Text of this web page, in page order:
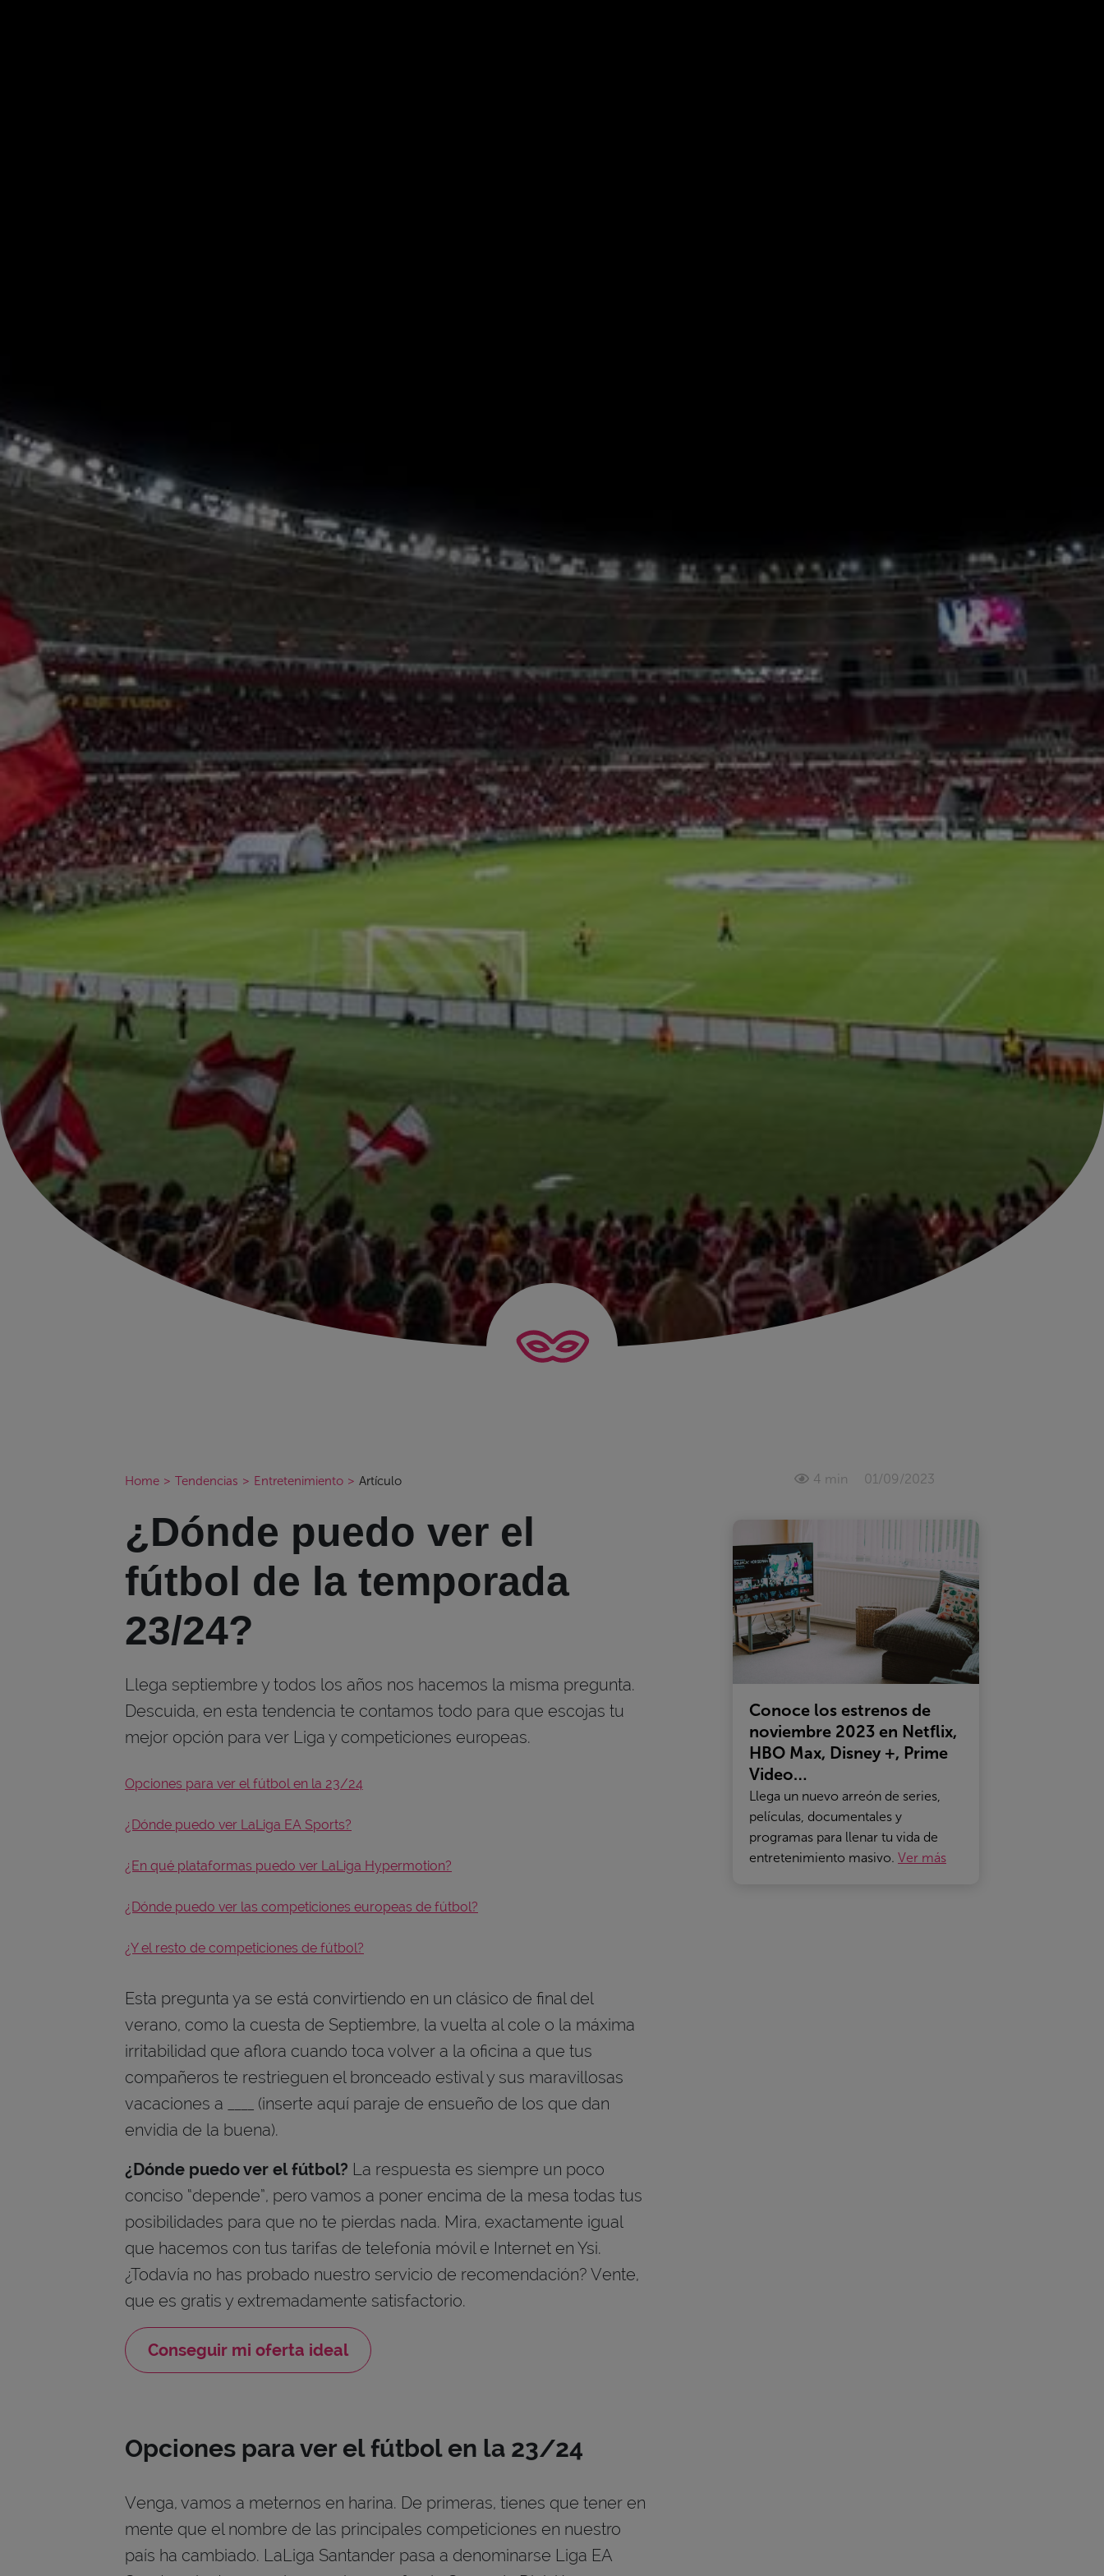
Home > Tendencias > Entretenimiento > Artículo
¿Dónde puedo ver el
fútbol de la temporada
23/24?
Llega septiembre y todos los años nos hacemos la misma pregunta.
Descuida, en esta tendencia te contamos todo para que escojas tu
mejor opción para ver Liga y competiciones europeas.
Opciones para ver el fútbol en la 23/24
¿Dónde puedo ver LaLiga EA Sports?
¿En qué plataformas puedo ver LaLiga Hypermotion?
¿Dónde puedo ver las competiciones europeas de fútbol?
¿Y el resto de competiciones de fútbol?
Esta pregunta ya se está convirtiendo en un clásico de final del
verano, como la cuesta de Septiembre, la vuelta al cole o la máxima
irritabilidad que aflora cuando toca volver a la oficina a que tus
compañeros te restrieguen el bronceado estival y sus maravillosas
vacaciones a ____ (inserte aquí paraje de ensueño de los que dan
envidia de la buena).
¿Dónde puedo ver el fútbol? La respuesta es siempre un poco
conciso “depende”, pero vamos a poner encima de la mesa todas tus
posibilidades para que no te pierdas nada. Mira, exactamente igual
que hacemos con tus tarifas de telefonía móvil e Internet en Ysi.
¿Todavía no has probado nuestro servicio de recomendación? Vente,
que es gratis y extremadamente satisfactorio.
Conseguir mi oferta ideal
Opciones para ver el fútbol en la 23/24
Venga, vamos a meternos en harina. De primeras, tienes que tener en
mente que el nombre de las principales competiciones en nuestro
país ha cambiado. LaLiga Santander pasa a denominarse Liga EA
4 min 01/09/2023
Conoce los estrenos de
noviembre 2023 en Netflix,
HBO Max, Disney +, Prime
Video…
Llega un nuevo arreón de series,
películas, documentales y
programas para llenar tu vida de
entretenimiento masivo. Ver más